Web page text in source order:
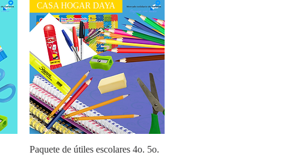
Quick View
CASA HOGAR DAYA
Paquete de útiles escolares 4o. 5o.